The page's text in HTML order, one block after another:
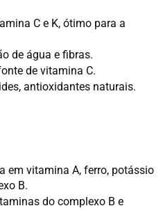
C e K, ótimo para a
de água e fibras.
de vitamina C.
antioxidantes naturais.
em vitamina A, ferro, potássio
B.
do complexo B e